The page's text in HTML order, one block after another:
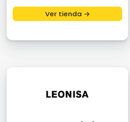
Ver tienda →